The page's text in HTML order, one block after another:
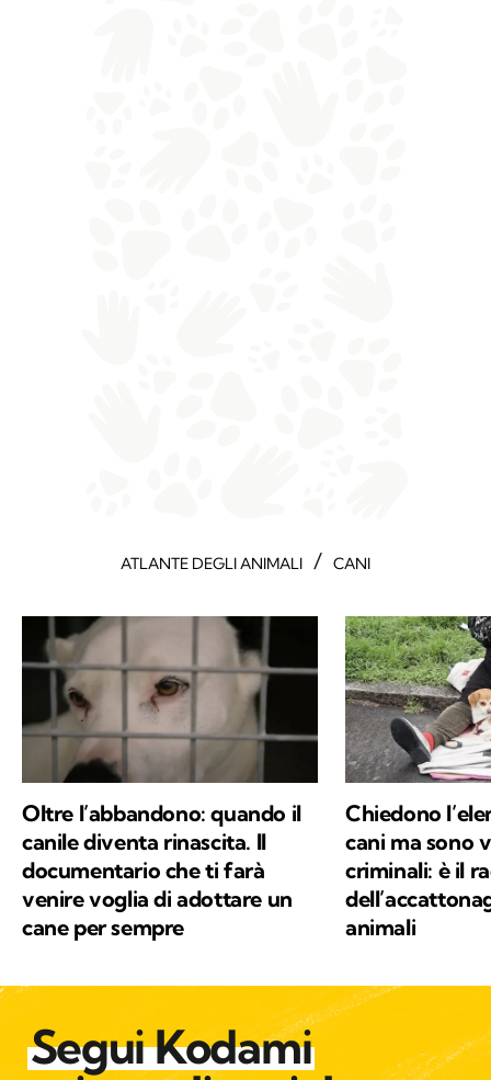
ATLANTE DEGLI ANIMALI / CANI
Oltre l’abbandono: quando il
canile diventa rinascita. Il
documentario che ti farà
venire voglia di adottare un
cane per sempre
Chiedono
cani ma sono
criminali: è il
animali
Segui Kodami